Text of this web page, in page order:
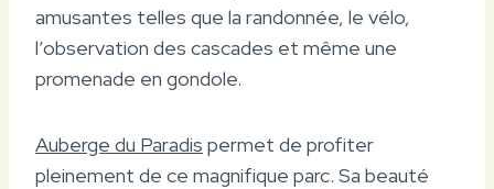
amusantes telles que la randonnée, le vélo,
l’observation des cascades et même une
promenade en gondole.
Auberge du Paradis permet de profiter
pleinement de ce magnifique parc. Sa beauté